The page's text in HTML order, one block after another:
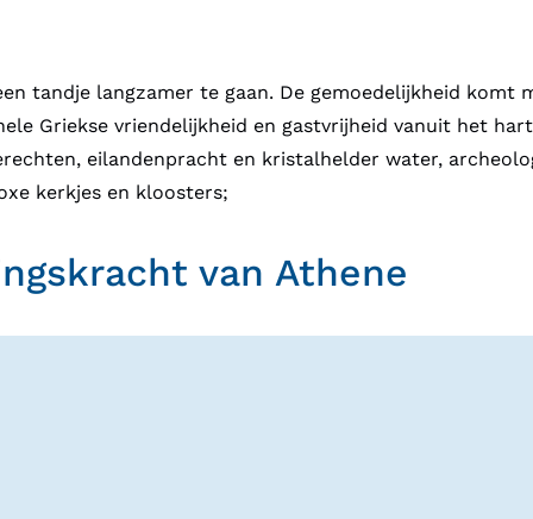
tandje langzamer te gaan. De gemoedelijkheid komt
Griekse vriendelijkheid en gastvrijheid vanuit het
eilandenpracht en kristalhelder water,
kerkjes en kloosters;
van Athene